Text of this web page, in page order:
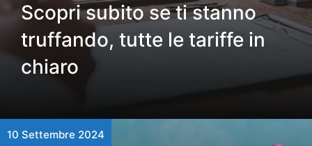
Scopri subito se ti stanno
truffando, tutte le tariffe in
chiaro
10 Settembre 2024